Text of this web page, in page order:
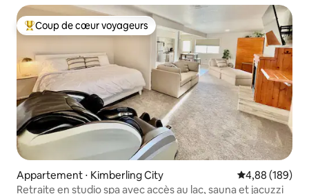
Coups de cœur voyageurs les plus appréciés
Coup de cœur voyageurs
Appartement ⋅ Kimberling City Évaluation
4,88 (189)
Retraite en studio spa avec accès au lac, sauna et jacuzzi